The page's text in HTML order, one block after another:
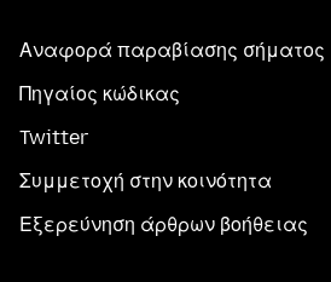
Αναφορά παραβίασης σήματος
Πηγαίος κώδικας
Twitter
Συμμετοχή στην κοινότητα
Εξερεύνηση άρθρων βοήθειας